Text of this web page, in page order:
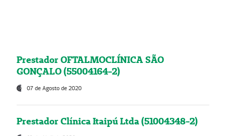
Prestador OFTALMOCLÍNICA SÃO
GONÇALO (55004164-2)
07 de Agosto de 2020
Prestador Clínica Itaipú Ltda (51004348-2)